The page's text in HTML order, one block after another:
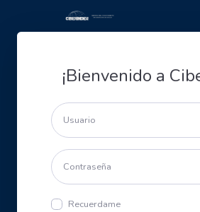
¡Bienvenido a
Recuerdame